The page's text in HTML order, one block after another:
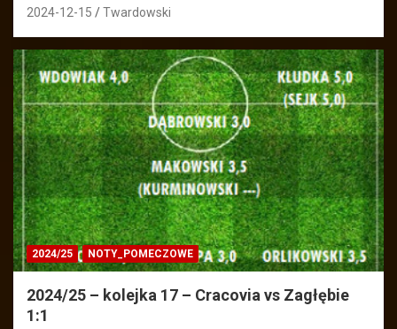
2024-12-15 Twardowski
2024/25 NOTY_POMECZOWE
2024/25 – kolejka 17 – Cracovia vs Zagłębie
1:1